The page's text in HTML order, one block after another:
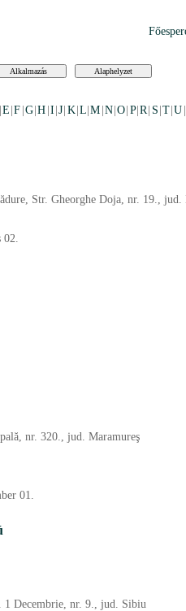
|E |F G |H I |J K L |M N |O P|R S T |U
Str. Gheorghe Doja, nr. 19., jud.
02.
nr. 320., jud. Maramureş
01.
1 Decembrie, nr. 9., jud. Sibiu